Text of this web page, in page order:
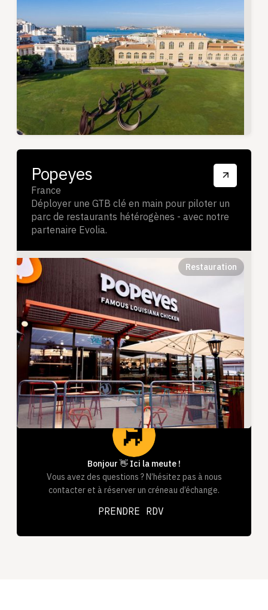
Popeyes
France
Déployer une GTB clé en main pour piloter un
parc de restaurants hétérogènes - avec notre
partenaire Evolia.
Restauration
Bonjour 👋 Ici la meute !
Vous avez des questions ? N’hésitez pas à nous
contacter et à réserver un créneau d’échange.
PRENDRE RDV